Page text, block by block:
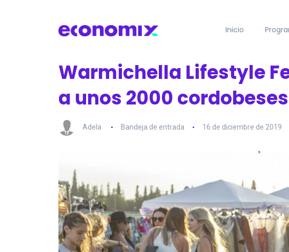
Inicio
Warmichella Lifestyle
a unos 2000 cordobeses
Adela Bandeja de entrada 16 de diciembre de 2019